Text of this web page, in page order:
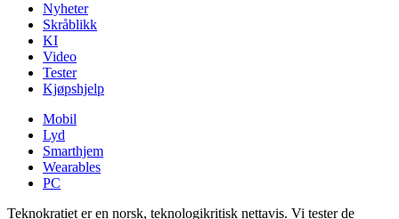
Nyheter
Skråblikk
KI
Video
Tester
Kjøpshjelp
Mobil
Lyd
Smarthjem
Wearables
PC
Teknokratiet er en norsk, teknologikritisk nettavis. Vi tester de